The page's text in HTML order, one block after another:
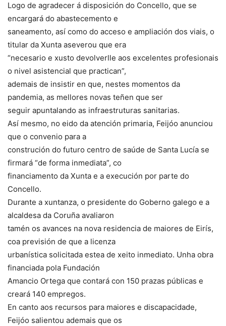
Logo de agradecer á disposición do Concello, que se
encargará do abastecemento e
saneamento, así como do acceso e ampliación dos viais, o
titular da Xunta aseverou que era
“necesario e xusto devolverlle aos excelentes profesionais
o nivel asistencial que practican”,
ademais de insistir en que, nestes momentos da
pandemia, as mellores novas teñen que ser
seguir apuntalando as infraestruturas sanitarias.
Así mesmo, no eido da atención primaria, Feijóo anunciou
que o convenio para a
construción do futuro centro de saúde de Santa Lucía se
firmará “de forma inmediata”, co
financiamento da Xunta e a execución por parte do
Concello.
Durante a xuntanza, o presidente do Goberno galego e a
alcaldesa da Coruña avaliaron
tamén os avances na nova residencia de maiores de Eirís,
coa previsión de que a licenza
urbanística solicitada estea de xeito inmediato. Unha obra
financiada pola Fundación
Amancio Ortega que contará con 150 prazas públicas e
creará 140 empregos.
En canto aos recursos para maiores e discapacidade,
Feijóo salientou ademais que os